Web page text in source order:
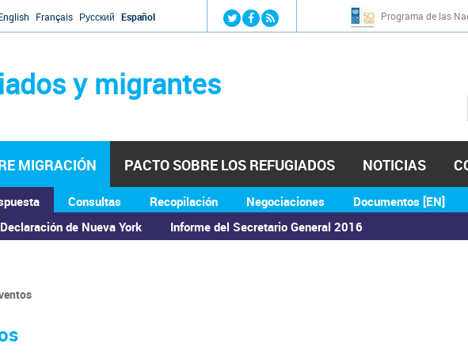
Jump to navigation
Français Русский Español Programa de las
y migrantes
MIGRACIÓN
Declaración de Nueva York Informe del Secretario General 2016
Consultas Recopilación Negociaciones Documentos [EN]
PACTO SOBRE LOS REFUGIADOS NOTICIAS